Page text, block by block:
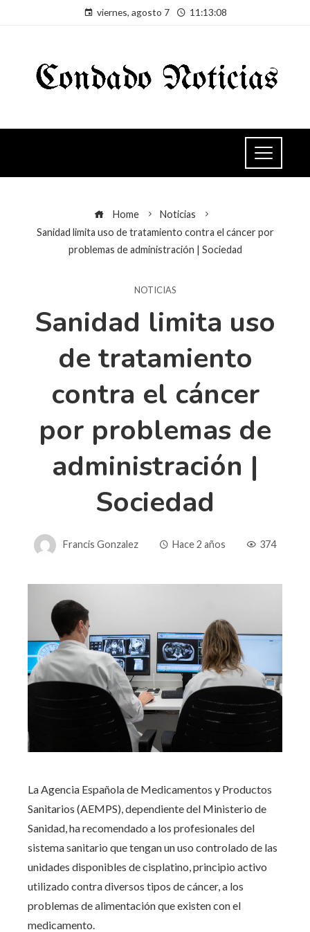
viernes, agosto 7 11:13:09
Home
Noticias
Sanidad limita uso de tratamiento contra el cáncer por
problemas de administración | Sociedad
NOTICIAS
Sanidad limita uso
de tratamiento
contra el cáncer
por problemas de
administración |
Sociedad
Francis Gonzalez Hace 2 años 374
La Agencia Española de Medicamentos y Productos
Sanitarios (AEMPS), dependiente del Ministerio de
Sanidad, ha recomendado a los profesionales del
sistema sanitario que tengan un uso controlado de las
unidades disponibles de cisplatino, principio activo
utilizado contra diversos tipos de cáncer, a los
problemas de alimentación que existen con el
medicamento.